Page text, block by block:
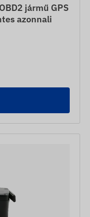
jármű GPS
azonnali